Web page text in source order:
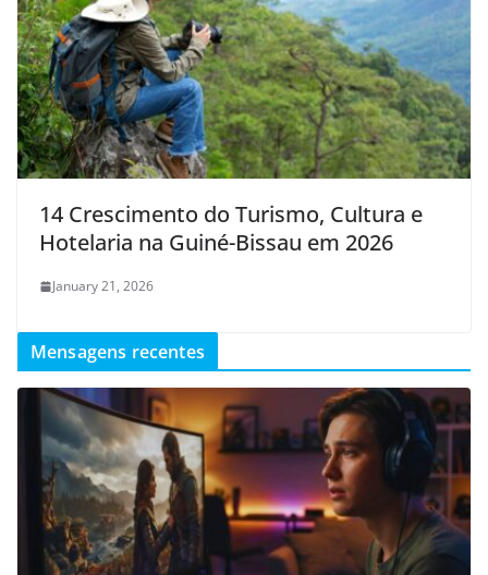
14 Crescimento do Turismo, Cultura e
Hotelaria na Guiné-Bissau em 2026
January 21, 2026
Mensagens recentes